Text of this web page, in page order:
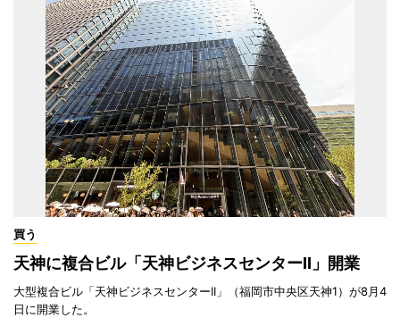
買う
天神に複合ビル「天神ビジネスセンターII」開業
大型複合ビル「天神ビジネスセンターII」（福岡市中央区天神1）が8月4
日に開業した。